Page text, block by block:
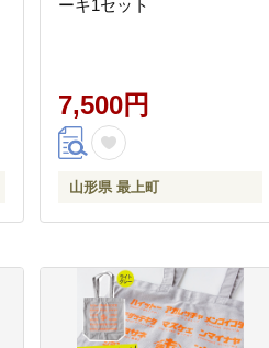
ーキ1セット
7,500円
山形県 最上町